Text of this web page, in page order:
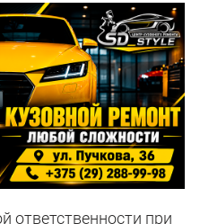
ответственности при